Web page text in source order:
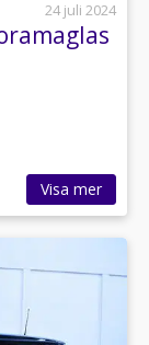
24 juli 2024
Visa mer